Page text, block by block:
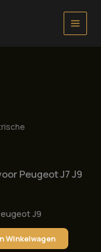
Peugeot J7 J9
J9
Winkelwagen